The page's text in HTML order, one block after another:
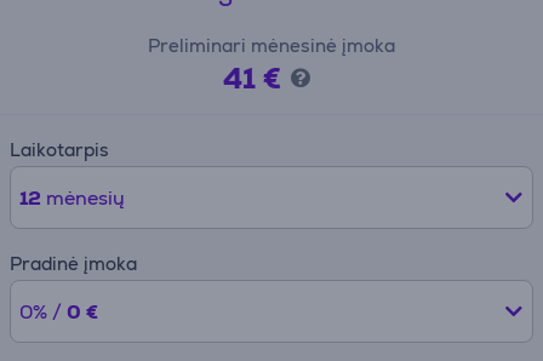
Preliminari mėnesinė įmoka
41 €
Laikotarpis
12 mėnesių
Pradinė įmoka
0% / 0 €